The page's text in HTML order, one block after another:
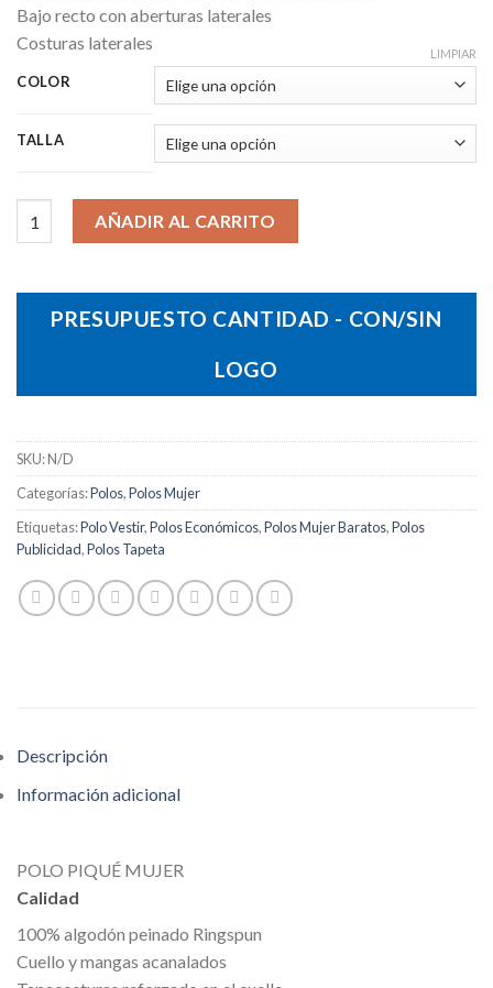
Bajo recto con aberturas laterales
Costuras laterales
COLOR
TALLA
LIMPIAR
Polo People cantidadAÑADIR AL CARRITO
PRESUPUESTO CANTIDAD - CON/SIN
LOGO
SKU:N/D
Categorías:Polos,Polos Mujer
Etiquetas:Polo Vestir,Polos Económicos,Polos Mujer Baratos,Polos
Publicidad,Polos Tapeta
Descripción
Información adicional
POLO PIQUÉ MUJER
Calidad
100% algodón peinado Ringspun
Cuello y mangas acanalados